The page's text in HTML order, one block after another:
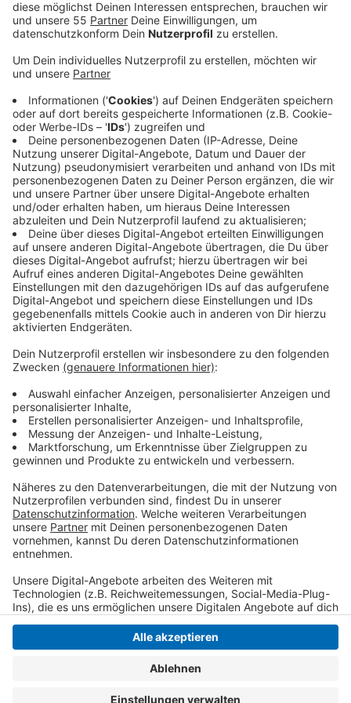
Donnerstag (06. November): Der auf derSüchtelner
Sperrung wurde aufgehoben. Nach einer genaueren
Untersuchung stellte sich heraus, dass keine größeren
Schäden vorlagen, teilt die Stadt Viersen mit. Der
Gehweg ist wieder sicher begehbar.
Ebenfalls behoben ist dieNetzwerkstörung im
Kommunalen Rechenzentrum Niederrhein (KRZN)
die am Freitagvormittag (7. November) zu massiven
Einschränkungen geführt hatte. Zahlreiche digitale
Dienstleistungen standen zeitweise nicht zur
Verfügung.
Auch dasService-Center im Stadthauswar von der
Störung betroffen und musste den Betrieb
vorübergehend einstellen. Termine wurden abgesagt,
können nun aber wiederneu vereinbart
Verwaltung teilt mit, dass derRegelbetrieb
inzwischen vollständig wieder aufgenommen
wurde.
Anzeige
Anzeige